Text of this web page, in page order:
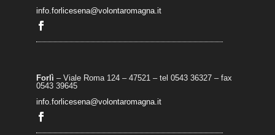
info.forlicesena@volontaromagna.it
Forlì – Viale Roma 124 – 47521 – tel 0543 36327 – fax
0543 39645
info.forlicesena@volontaromagna.it